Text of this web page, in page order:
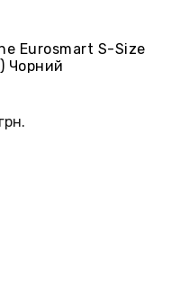
Eurosmart S-Size
Чорний
грн.